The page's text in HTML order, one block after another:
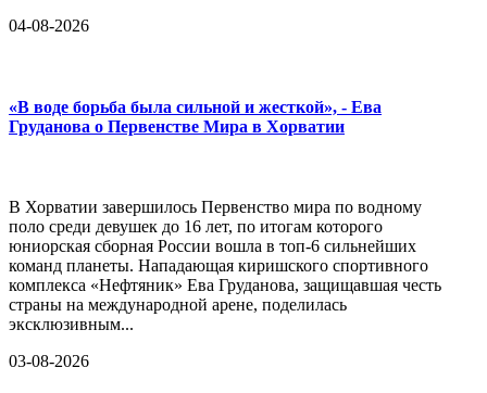
04-08-2026
«В воде борьба была сильной и жесткой», - Ева
Груданова о Первенстве Мира в Хорватии
В Хорватии завершилось Первенство мира по водному
поло среди девушек до 16 лет, по итогам которого
юниорская сборная России вошла в топ-6 сильнейших
команд планеты. Нападающая киришского спортивного
комплекса «Нефтяник» Ева Груданова, защищавшая честь
страны на международной арене, поделилась
эксклюзивным...
03-08-2026